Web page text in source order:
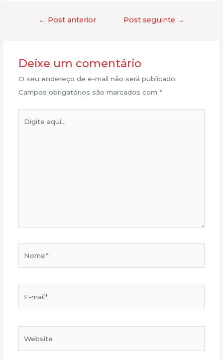
← Post anterior Post seguinte →
Deixe um comentário
O seu endereço de e-mail não será publicado.
Campos obrigatórios são marcados com *